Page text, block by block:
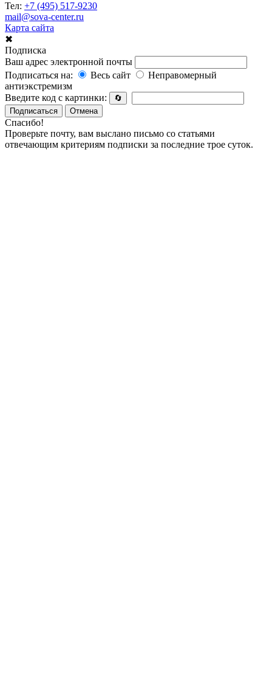
Тел: +7 (495) 517-9230
mail@sova-center.ru
Карта сайта
✖
Подписка
Ваш адрес электронной почты
Подписаться на:
Весь сайт
Неправомерный
антиэкстремизм
Введите код с картинки:
🔄
Подписаться
Отмена
Спасибо!
Проверьте почту, вам выслано письмо со статьями
отвечающим критериям подписки за последние трое суток.